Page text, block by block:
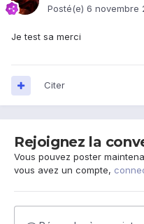
Posté(e) 6 novembre
Je test sa merci
Citer
Rejoignez la
Vous pouvez poster
vous avez un compte,